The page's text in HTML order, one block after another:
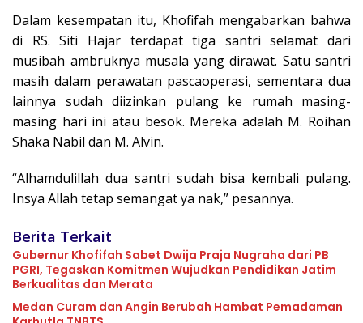
Dalam kesempatan itu, Khofifah mengabarkan bahwa
di RS. Siti Hajar terdapat tiga santri selamat dari
musibah ambruknya musala yang dirawat. Satu santri
masih dalam perawatan pascaoperasi, sementara dua
lainnya sudah diizinkan pulang ke rumah masing-
masing hari ini atau besok. Mereka adalah M. Roihan
Shaka Nabil dan M. Alvin.
“Alhamdulillah dua santri sudah bisa kembali pulang.
Insya Allah tetap semangat ya nak,” pesannya.
Berita Terkait
Gubernur Khofifah Sabet Dwija Praja Nugraha dari PB
PGRI, Tegaskan Komitmen Wujudkan Pendidikan Jatim
Berkualitas dan Merata
Medan Curam dan Angin Berubah Hambat Pemadaman